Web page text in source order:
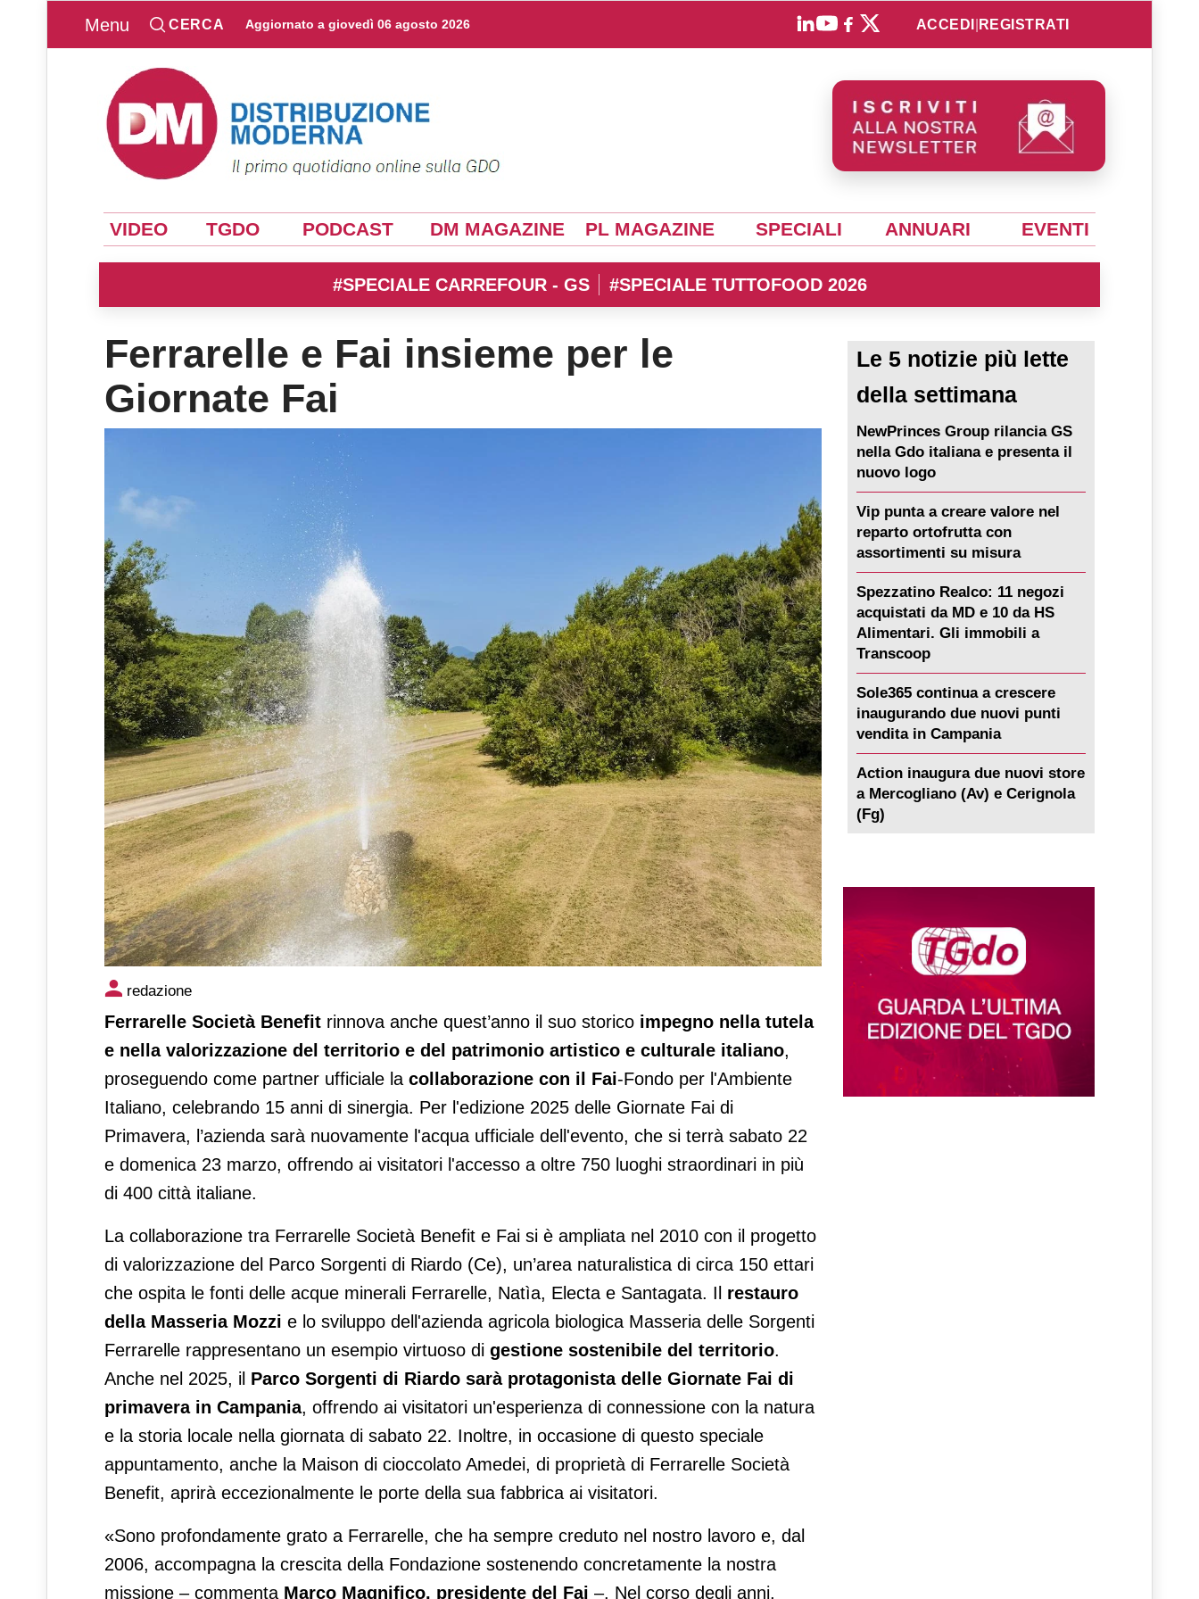
Menu CERCA Aggiornato a giovedì 06 agosto 2026 ACCEDI REGISTRATI
VIDEO TGDO PODCAST DM MAGAZINE PL MAGAZINE SPECIALI ANNUARI EVENTI
#SPECIALE CARREFOUR - GS #SPECIALE TUTTOFOOD 2026
Ferrarelle e Fai insieme per le
Giornate Fai
Ferrarelle e Fai insieme per le Giornate Fai
redazione
Ferrarelle Società Benefit rinnova anche quest’anno il suo storico impegno nella tutela
e nella valorizzazione del territorio e del patrimonio artistico e culturale italiano,
proseguendo come partner ufficiale la collaborazione con il Fai-Fondo per l'Ambiente
Italiano, celebrando 15 anni di sinergia. Per l'edizione 2025 delle Giornate Fai di
Primavera, l’azienda sarà nuovamente l'acqua ufficiale dell'evento, che si terrà sabato 22
e domenica 23 marzo, offrendo ai visitatori l'accesso a oltre 750 luoghi straordinari in più
di 400 città italiane.
La collaborazione tra Ferrarelle Società Benefit e Fai si è ampliata nel 2010 con il progetto
di valorizzazione del Parco Sorgenti di Riardo (Ce), un’area naturalistica di circa 150 ettari
che ospita le fonti delle acque minerali Ferrarelle, Natìa, Electa e Santagata. Il restauro
della Masseria Mozzi e lo sviluppo dell'azienda agricola biologica Masseria delle Sorgenti
Ferrarelle rappresentano un esempio virtuoso di gestione sostenibile del territorio.
Anche nel 2025, il Parco Sorgenti di Riardo sarà protagonista delle Giornate Fai di
primavera in Campania, offrendo ai visitatori un'esperienza di connessione con la natura
e la storia locale nella giornata di sabato 22. Inoltre, in occasione di questo speciale
appuntamento, anche la Maison di cioccolato Amedei, di proprietà di Ferrarelle Società
Benefit, aprirà eccezionalmente le porte della sua fabbrica ai visitatori.
«Sono profondamente grato a Ferrarelle, che ha sempre creduto nel nostro lavoro e, dal
2006, accompagna la crescita della Fondazione sostenendo concretamente la nostra
missione – commenta Marco Magnifico, presidente del Fai –. Nel corso degli anni,
Le 5 notizie più lette
della settimana
NewPrinces Group rilancia GS
nella Gdo italiana e presenta il
nuovo logo
Vip punta a creare valore nel
reparto ortofrutta con
assortimenti su misura
Spezzatino Realco: 11 negozi
acquistati da MD e 10 da HS
Alimentari. Gli immobili a
Transcoop
Sole365 continua a crescere
inaugurando due nuovi punti
vendita in Campania
Action inaugura due nuovi store
a Mercogliano (Av) e Cerignola
(Fg)